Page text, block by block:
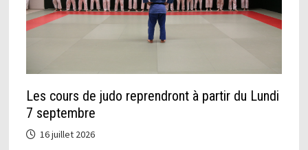
Les cours de judo reprendront à partir du Lundi
7 septembre
16 juillet 2026